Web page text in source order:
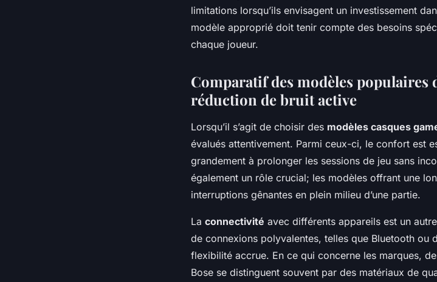
limitations lorsqu’ils envisagent un investissement
modèle approprié doit tenir compte des besoins
chaque joueur.
Comparatif des modèles populaires
réduction de bruit active
Lorsqu’il s’agit de choisir des modèles casques
évalués attentivement. Parmi ceux-ci, le confort est
grandement à prolonger les sessions de jeu sans
également un rôle crucial; les modèles offrant une
interruptions gênantes en plein milieu d’une partie.
La connectivité avec différents appareils est un
de connexions polyvalentes, telles que Bluetooth ou
flexibilité accrue. En ce qui concerne les marques,
Bose se distinguent souvent par des matériaux de